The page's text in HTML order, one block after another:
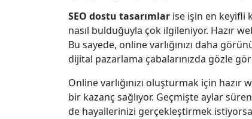
SEO dostu tasarımlar ise işin en keyifli
nasıl bulduğuyla çok ilgileniyor. Hazır
Bu sayede, online varlığınızı daha
dijital pazarlama çabalarınızda gözle
Online varlığınızı oluşturmak için
bir kazanç sağlıyor. Geçmişte aylar
de hayallerinizi gerçekleştirmek